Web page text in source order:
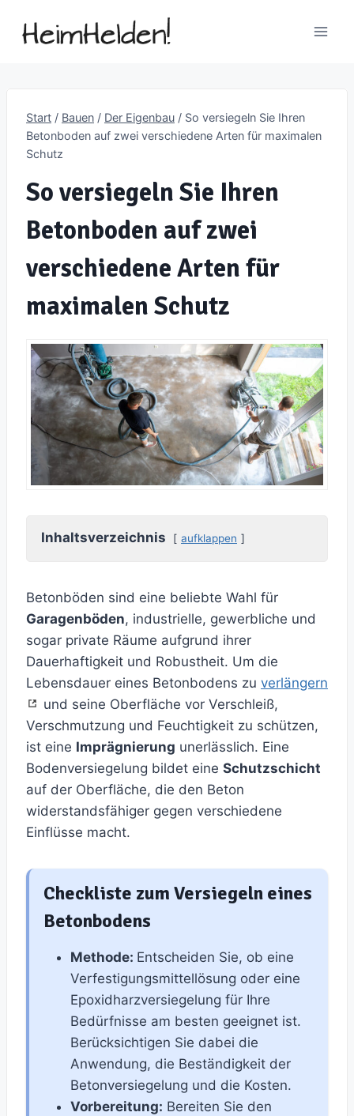
Inhalt
Start / Bauen / Der Eigenbau / So versiegeln Sie Ihren
Betonboden auf zwei verschiedene Arten für maximalen
Schutz
So versiegeln Sie Ihren
Betonboden auf zwei
verschiedene Arten für
maximalen Schutz
Inhaltsverzeichnis aufklappen
Betonböden sind eine beliebte Wahl für
Garagenböden, industrielle, gewerbliche und
sogar private Räume aufgrund ihrer
Dauerhaftigkeit und Robustheit. Um die
Lebensdauer eines Betonbodens zu verlängern
und seine Oberfläche vor Verschleiß,
Verschmutzung und Feuchtigkeit zu schützen,
ist eine Imprägnierung unerlässlich. Eine
Bodenversiegelung bildet eine Schutzschicht
auf der Oberfläche, die den Beton
widerstandsfähiger gegen verschiedene
Einflüsse macht.
Checkliste zum Versiegeln eines
Betonbodens
Methode: Entscheiden Sie, ob eine
Verfestigungsmittellösung oder eine
Epoxidharzversiegelung für Ihre
Bedürfnisse am besten geeignet ist.
Berücksichtigen Sie dabei die
Anwendung, die Beständigkeit der
Betonversiegelung und die Kosten.
Vorbereitung: Bereiten Sie den